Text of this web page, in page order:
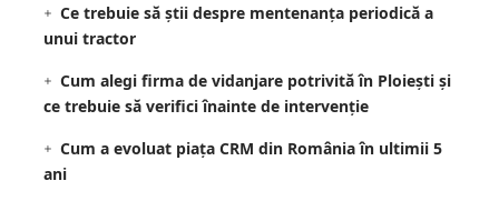
Ce trebuie să știi despre mentenanța periodică a
unui tractor
Cum alegi firma de vidanjare potrivită în Ploiești și
ce trebuie să verifici înainte de intervenție
Cum a evoluat piața CRM din România în ultimii 5
ani